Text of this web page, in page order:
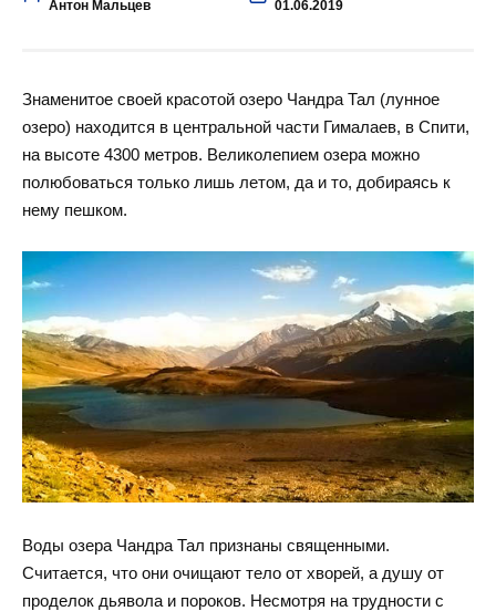
Антон Мальцев 01.06.2019
Знаменитое своей красотой озеро Чандра Тал (лунное
озеро) находится в центральной части Гималаев, в Спити,
на высоте 4300 метров. Великолепием озера можно
полюбоваться только лишь летом, да и то, добираясь к
нему пешком.
Воды озера Чандра Тал признаны священными.
Считается, что они очищают тело от хворей, а душу от
проделок дьявола и пороков. Несмотря на трудности с